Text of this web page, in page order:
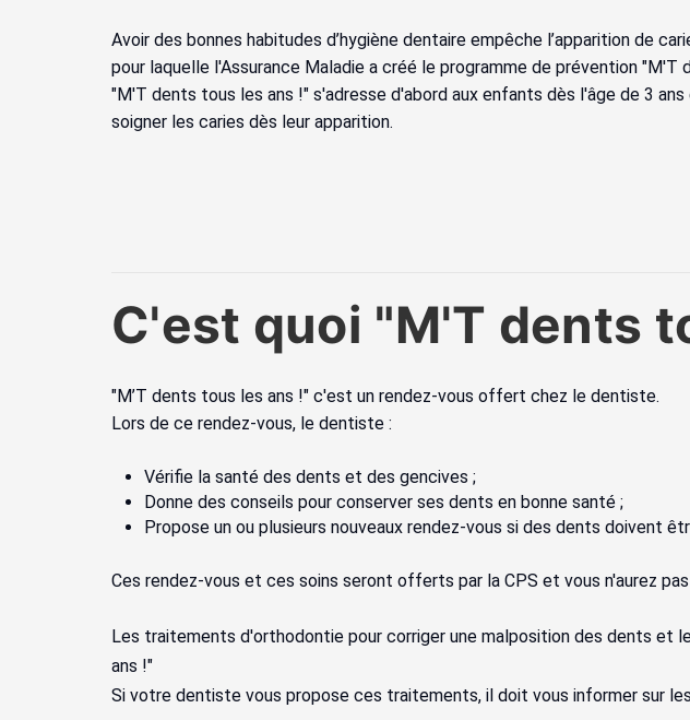
Avoir des bonnes habitudes d’hygiène dentaire empêche l’apparition de
pour laquelle l'Assurance Maladie a créé le programme de prévention "M'T
"M'T dents tous les ans !" s'adresse d'abord aux enfants dès l'âge de 3
soigner les caries dès leur apparition.
C'est quoi "M'T dents
"M’T dents tous les ans !" c'est un rendez-vous offert chez le dentiste.
Lors de ce rendez-vous, le dentiste :
Vérifie la santé des dents et des gencives ;
Donne des conseils pour conserver ses dents en bonne santé ;
Propose un ou plusieurs nouveaux rendez-vous si des dents doivent
Ces rendez-vous et ces soins seront offerts par la CPS et vous n'aurez pas
Les traitements d'orthodontie pour corriger une malposition des dents
ans !"
Si votre dentiste vous propose ces traitements, il doit vous informer sur